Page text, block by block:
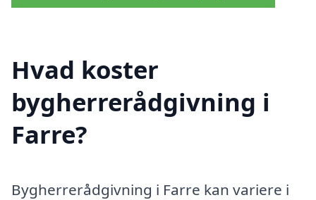
Hvad koster
bygherrerådgivning i
Farre?
Bygherrerådgivning i Farre kan variere i